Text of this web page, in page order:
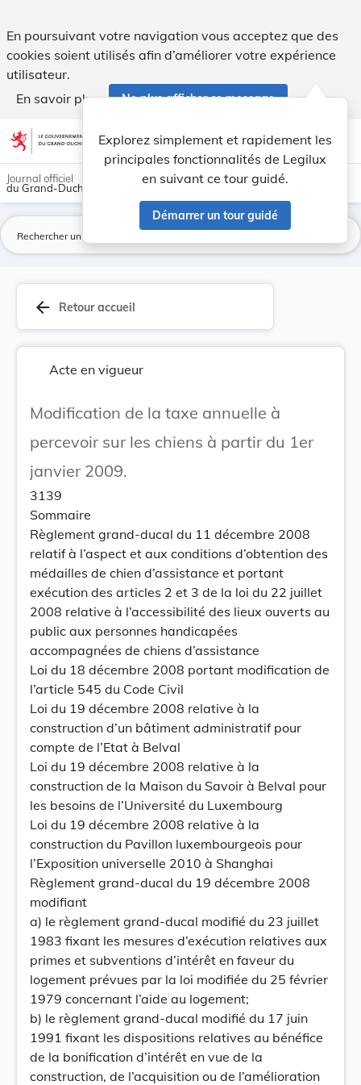
En poursuivant votre navigation vous acceptez que des
cookies soient utilisés afin d’améliorer votre expérience
utilisateur.
En savoir plus
Ne plus afficher ce message
Aller au contenu account_circle help Aide
Explorez simplement et rapidement les
principales fonctionnalités de Legilux
en suivant ce tour guidé.
Démarrer un tour guidé
light_mode dark_mode
Journal officiel
du Grand-Duché de Luxembourg
arrow_back Retour accueil
Acte en vigueur
Modification de la taxe annuelle à
percevoir sur les chiens à partir du 1er
janvier 2009.
3139
Sommaire
Règlement grand-ducal du 11 décembre 2008
relatif à l’aspect et aux conditions d’obtention des
médailles de chien d’assistance et portant
exécution des articles 2 et 3 de la loi du 22 juillet
2008 relative à l’accessibilité des lieux ouverts au
public aux personnes handicapées
accompagnées de chiens d’assistance
Loi du 18 décembre 2008 portant modification de
l’article 545 du Code Civil
Loi du 19 décembre 2008 relative à la
construction d’un bâtiment administratif pour
compte de l’Etat à Belval
Loi du 19 décembre 2008 relative à la
construction de la Maison du Savoir à Belval pour
les besoins de l’Université du Luxembourg
Loi du 19 décembre 2008 relative à la
construction du Pavillon luxembourgeois pour
l’Exposition universelle 2010 à Shanghai
Règlement grand-ducal du 19 décembre 2008
modifiant
a) le règlement grand-ducal modifié du 23 juillet
1983 fixant les mesures d’exécution relatives aux
primes et subventions d’intérêt en faveur du
logement prévues par la loi modifiée du 25 février
1979 concernant l’aide au logement;
b) le règlement grand-ducal modifié du 17 juin
1991 fixant les dispositions relatives au bénéfice
de la bonification d’intérêt en vue de la
construction, de l’acquisition ou de l’amélioration